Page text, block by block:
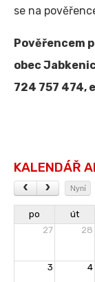
se na
Pověřencem
obec
724 757 474,
KALENDÁŘ
Nyní
po út
27
28
3 4